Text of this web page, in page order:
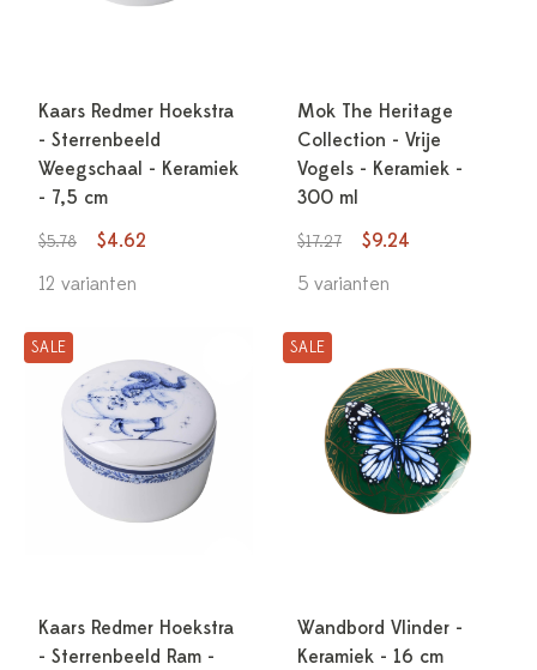
Kaars Redmer Hoekstra
- Sterrenbeeld
Weegschaal - Keramiek
- 7,5 cm
$5.78
$4.62
12 varianten
Mok The Heritage
Collection - Vrije
Vogels - Keramiek -
300 ml
$17.27
$9.24
5 varianten
SALE
Kaars Redmer Hoekstra
- Sterrenbeeld Ram -
SALE
Wandbord Vlinder -
Keramiek - 16 cm